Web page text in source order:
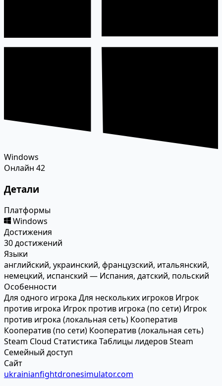
Windows
Онлайн 42
Детали
Платформы
Windows
Достижения
30 достижений
Языки
английский, украинский, французский, итальянский,
немецкий, испанский — Испания, датский, польский
Особенности
Для одного игрока Для нескольких игроков Игрок
против игрока Игрок против игрока (по сети) Игрок
против игрока (локальная сеть) Кооператив
Кооператив (по сети) Кооператив (локальная сеть)
Steam Cloud Статистика Таблицы лидеров Steam
Семейный доступ
Сайт
ukrainianfightdronesimulator.com